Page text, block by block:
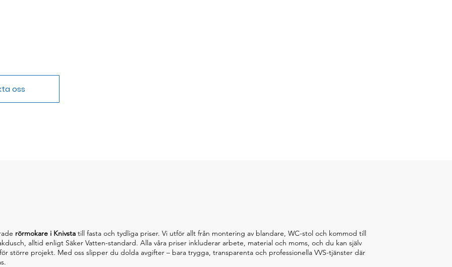
oss
rörmokare i Knivstatill fasta och tydliga priser. Vi utför allt från montering av blandare, WC-stol och kommod till
alltid enligt Säker Vatten-standard. Alla våra priser inkluderar arbete, material och moms, och du kan själv
större projekt. Med oss slipper du dolda avgifter – bara trygga, transparenta och professionella VVS-tjänster där